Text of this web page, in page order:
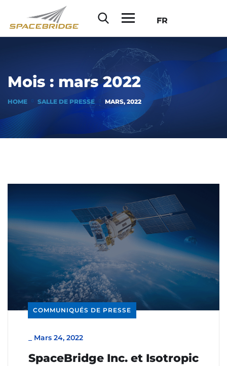
FR
Mois : mars 2022
HOME SALLE DE PRESSE MARS, 2022
COMMUNIQUÉS DE PRESSE
Mars 24, 2022
SpaceBridge Inc. et Isotropic